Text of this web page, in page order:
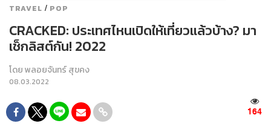
TRAVEL / POP
CRACKED: ประเทศไหนเปิดให้เที่ยวแล้วบ้าง? มา
เช็กลิสต์กัน! 2022
โดยพลอยจันทร์ สุขคง
08.03.2022
164